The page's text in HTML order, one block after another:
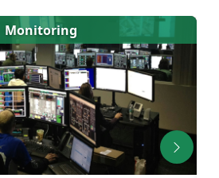
Monitoring